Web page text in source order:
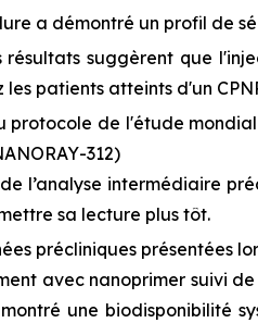
a démontré un profil de
résultats suggèrent que
les patients atteints d'un
protocole de l'étude
312)
l’analyse intermédiaire
sa lecture plus tôt.
précliniques présentées
avec nanoprimer suivi
une biodisponibilité